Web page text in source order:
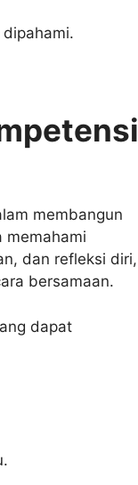
membangun
memahami
dan refleksi diri,
bersamaan.
dapat